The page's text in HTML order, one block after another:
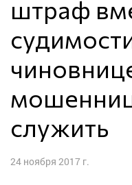
штраф
служить
24 ноября 2017 г.